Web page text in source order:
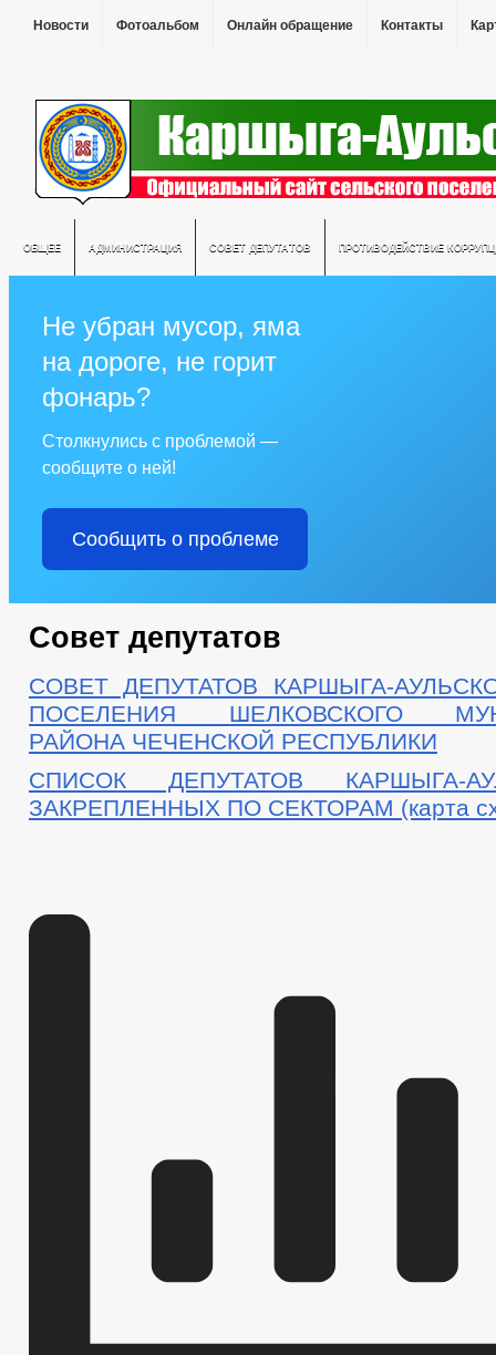
Новости Фотоальбом Онлайн обращение Контакты
ОБЩЕЕ АДМИНИСТРАЦИЯ СОВЕТ ДЕПУТАТОВ ПРОТИВОДЕЙСТВИЕ
Не убран мусор, яма
на дороге, не горит
фонарь?
Столкнулись с проблемой —
сообщите о ней!
Сообщить о проблеме
Совет депутатов
СОВЕТ ДЕПУТАТОВ КАРШЫГА-
ПОСЕЛЕНИЯ ШЕЛКОВСКОГО
РАЙОНА ЧЕЧЕНСКОЙ РЕСПУБЛИКИ
СПИСОК ДЕПУТАТОВ КАРШЫГА-
ЗАКРЕПЛЕННЫХ ПО СЕКТОРАМ (карта